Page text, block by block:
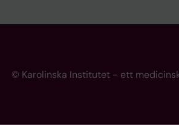
© Karolinska Institutet - ett